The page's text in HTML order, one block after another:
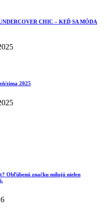
CHIC – KEĎ SA MÓDA
zima 2025
Obľúbenú značku milujú nielen